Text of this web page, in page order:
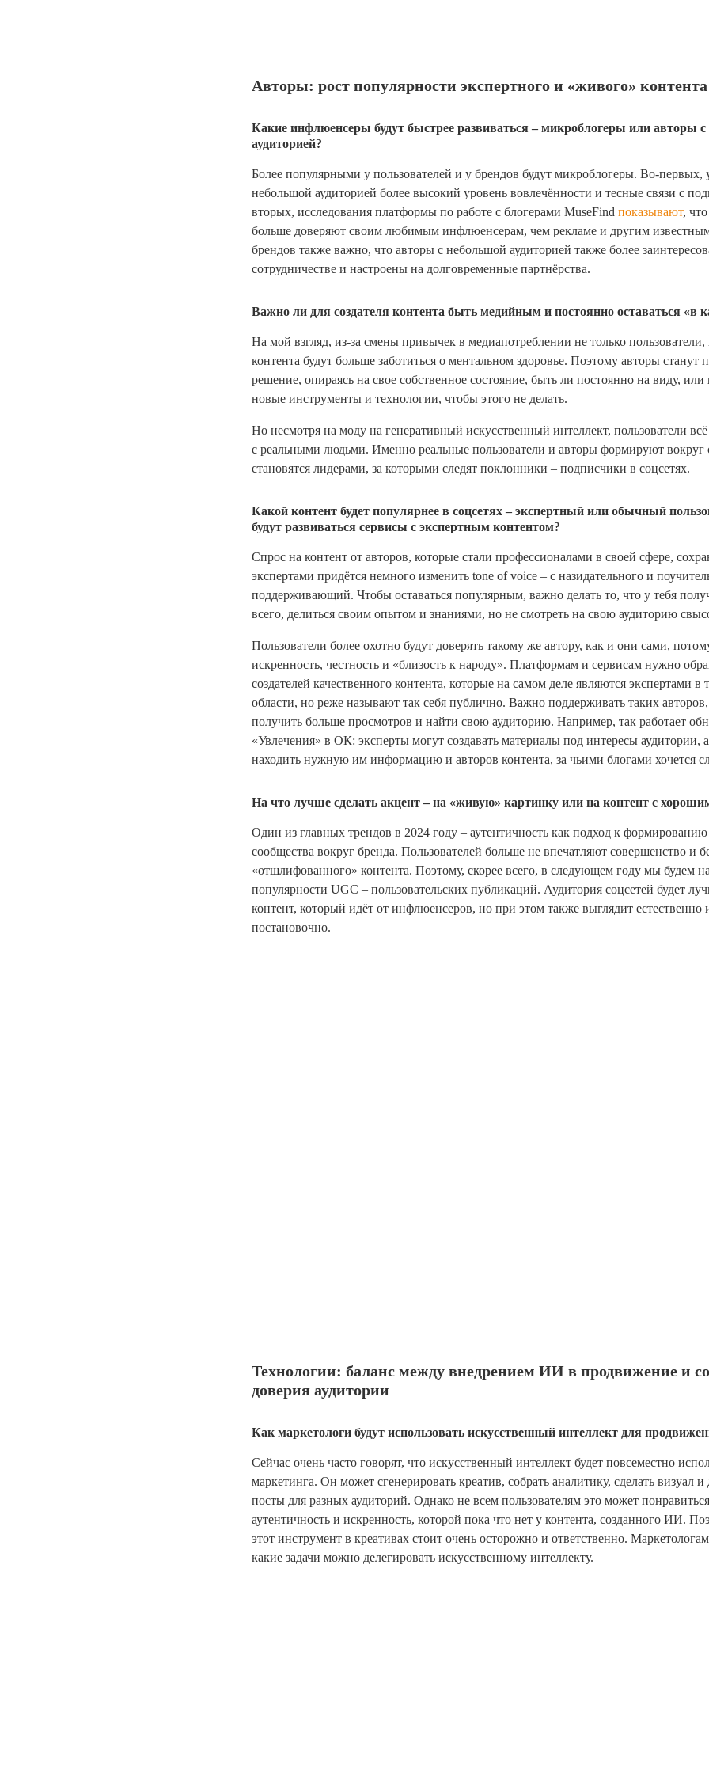
Авторы: рост популярности экспертного и «живого» контента
Какие инфлюенсеры будут быстрее развиваться – микроблогеры или авторы с
аудиторией?
Более популярными у пользователей и у брендов будут микроблогеры. Во-первых,
небольшой аудиторией более высокий уровень вовлечённости и тесные связи с
вторых, исследования платформы по работе с блогерами MuseFind показывают,
больше доверяют своим любимым инфлюенсерам, чем рекламе и другим
брендов также важно, что авторы с небольшой аудиторией также более
сотрудничестве и настроены на долговременные партнёрства.
Важно ли для создателя контента быть медийным и постоянно оставаться «в
На мой взгляд, из-за смены привычек в медиапотреблении не только пользователи,
контента будут больше заботиться о ментальном здоровье. Поэтому авторы станут
решение, опираясь на свое собственное состояние, быть ли постоянно на виду, или
новые инструменты и технологии, чтобы этого не делать.
Но несмотря на моду на генеративный искусственный интеллект, пользователи
с реальными людьми. Именно реальные пользователи и авторы формируют вокруг
становятся лидерами, за которыми следят поклонники – подписчики в соцсетях.
Какой контент будет популярнее в соцсетях – экспертный или обычный
будут развиваться сервисы с экспертным контентом?
Спрос на контент от авторов, которые стали профессионалами в своей сфере,
экспертами придётся немного изменить tone of voice – с назидательного и
поддерживающий. Чтобы оставаться популярным, важно делать то, что у тебя
всего, делиться своим опытом и знаниями, но не смотреть на свою аудиторию
Пользователи более охотно будут доверять такому же автору, как и они сами,
искренность, честность и «близость к народу». Платформам и сервисам нужно
создателей качественного контента, которые на самом деле являются экспертами
области, но реже называют так себя публично. Важно поддерживать таких
получить больше просмотров и найти свою аудиторию. Например, так работает
«Увлечения» в ОК: эксперты могут создавать материалы под интересы аудитории,
находить нужную им информацию и авторов контента, за чьими блогами хочется
На что лучше сделать акцент – на «живую» картинку или на контент с
Один из главных трендов в 2024 году – аутентичность как подход к формированию
сообщества вокруг бренда. Пользователей больше не впечатляют совершенство и
«отшлифованного» контента. Поэтому, скорее всего, в следующем году мы будем
популярности UGC – пользовательских публикаций. Аудитория соцсетей будет
контент, который идёт от инфлюенсеров, но при этом также выглядит естественно
постановочно.
Технологии: баланс между внедрением ИИ в продвижение и
доверия аудитории
Как маркетологи будут использовать искусственный интеллект для
Сейчас очень часто говорят, что искусственный интеллект будет повсеместно
маркетинга. Он может сгенерировать креатив, собрать аналитику, сделать визуал и
посты для разных аудиторий. Однако не всем пользователям это может
аутентичность и искренность, которой пока что нет у контента, созданного ИИ.
этот инструмент в креативах стоит очень осторожно и ответственно.
какие задачи можно делегировать искусственному интеллекту.